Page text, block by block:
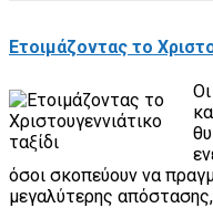
Ετοιμάζοντας το
όσοι σκοπεύουν να
μεγαλύτερης απόστασης,